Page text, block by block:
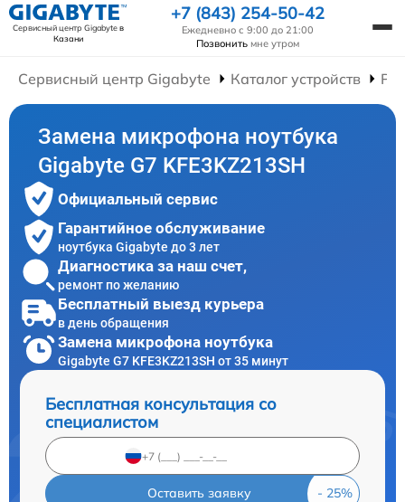
Сервисный центр Gigabyteв
Казани
+7 (843) 254-50-42
Ежедневно с 9:00 до 21:00
Позвонить мне утром
Сервисный центр Gigabyte Каталог устройств
Замена микрофона ноутбука
Gigabyte G7 KFE3KZ213SH
Официальный сервис
Гарантийное обслуживание
ноутбука Gigabyte до 3 лет
Диагностика за наш счет,
ремонт по желанию
Бесплатный выезд курьера
в день обращения
Замена микрофона ноутбука
Gigabyte G7 KFE3KZ213SH от 35 минут
Бесплатная консультация со
специалистом
Оставить заявку